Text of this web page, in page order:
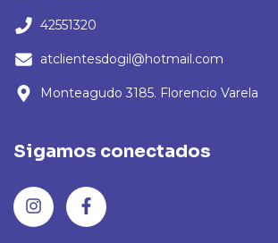
42551320
atclientesdogil@hotmail.com
Monteagudo 3185. Florencio Varela
Sigamos conectados